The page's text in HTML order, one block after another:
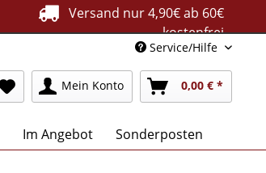
Versand nur 4,90€ ab 60€
kostenfrei
Service/Hilfe
Mein Konto 0,00 € *
Im Angebot Sonderposten